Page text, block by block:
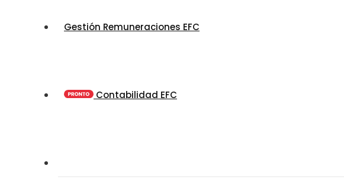
Gestión Remuneraciones EFC
Contabilidad EFC